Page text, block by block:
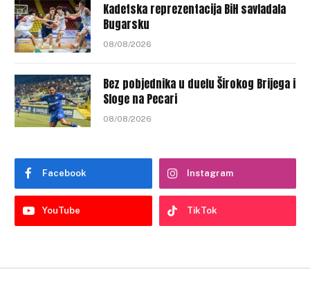
Kadetska reprezentacija BiH savladala
Bugarsku
08/08/2026
Bez pobjednika u duelu Širokog Brijega i
Sloge na Pecari
08/08/2026
Facebook Instagram
YouTube TikTok